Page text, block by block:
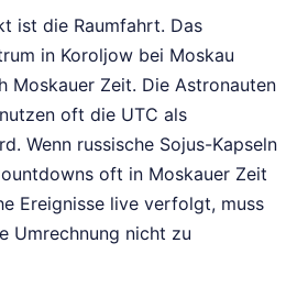
ist die Raumfahrt. Das
in Koroljow bei Moskau
Moskauer Zeit. Die Astronauten
oft die UTC als
Wenn russische Sojus-Kapseln
oft in Moskauer Zeit
Ereignisse live verfolgt, muss
Umrechnung nicht zu